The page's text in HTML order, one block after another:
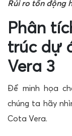
Rủi ro tồn động
Phân
trúc dự
Vera 3
Để minh họa
chúng ta hãy
Cota Vera.